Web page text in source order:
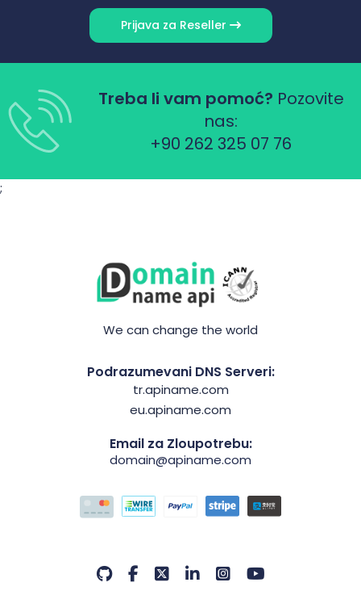
Prijava za Reseller
Treba li vam pomoć? Pozovite
nas:
+90 262 325 07 76
;
We can change the world
Podrazumevani DNS Serveri:
tr.apiname.com
eu.apiname.com
Email za Zloupotrebu:
domain@apiname.com